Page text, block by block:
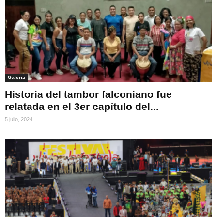
Galeria
Historia del tambor falconiano fue
relatada en el 3er capítulo del...
5 julio, 2024